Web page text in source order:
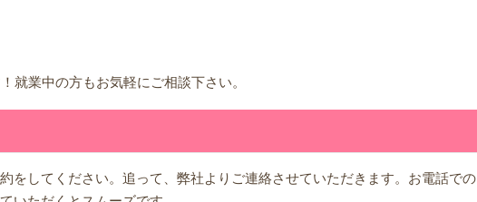
就業中の方もお気軽にご相談下さい。
をしてください。追って、弊社よりご連絡させていただきます。お電話での